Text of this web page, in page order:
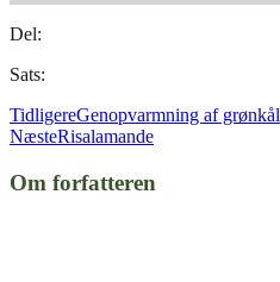
Del:
Sats:
TidligereGenopvarmning af grønkål
NæsteRisalamande
Om forfatteren